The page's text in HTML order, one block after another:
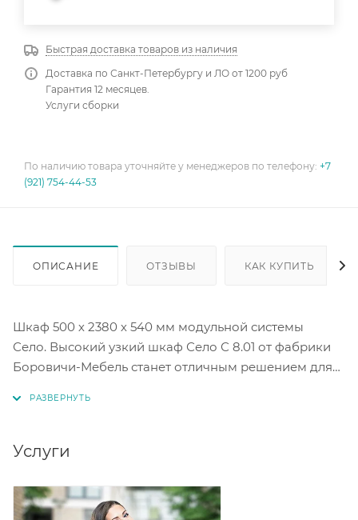
Быстрая доставка товаров из наличия
Доставка по Санкт-Петербургу и ЛО от 1200 руб
Гарантия 12 месяцев.
Услуги сборки
По наличию товара уточняйте у менеджеров по телефону: +7
(921) 754-44-53
ОПИСАНИЕ ОТЗЫВЫ КАК КУПИТЬ
Шкаф 500 х 2380 х 540 мм модульной системы
Село. Высокий узкий шкаф Село С 8.01 от фабрики
Боровичи-Мебель станет отличным решением для
позволяет эффективно использовать пространство.
можно разместить одежду или другие предметы.
Материал ЛДСП.
Услуги